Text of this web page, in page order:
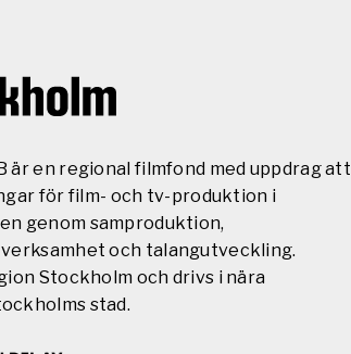
är en regional filmfond med uppdrag att
för film- och tv-produktion i
genom samproduktion,
och talangutveckling.
Stockholm och drivs i nära
stad.